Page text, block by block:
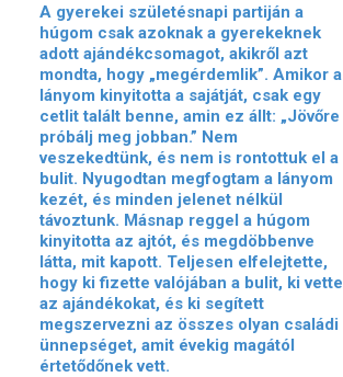
A gyerekei születésnapi partiján a
húgom csak azoknak a gyerekeknek
adott ajándékcsomagot, akikről azt
mondta, hogy „megérdemlik”. Amikor a
lányom kinyitotta a sajátját, csak egy
cetlit talált benne, amin ez állt: „Jövőre
próbálj meg jobban.” Nem
veszekedtünk, és nem is rontottuk el a
bulit. Nyugodtan megfogtam a lányom
kezét, és minden jelenet nélkül
távoztunk. Másnap reggel a húgom
kinyitotta az ajtót, és megdöbbenve
látta, mit kapott. Teljesen elfelejtette,
hogy ki fizette valójában a bulit, ki vette
az ajándékokat, és ki segített
megszervezni az összes olyan családi
ünnepséget, amit évekig magától
értetődőnek vett.